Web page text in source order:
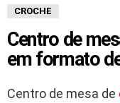
CROCHE
Centro de
em formato
Centro de mesa de